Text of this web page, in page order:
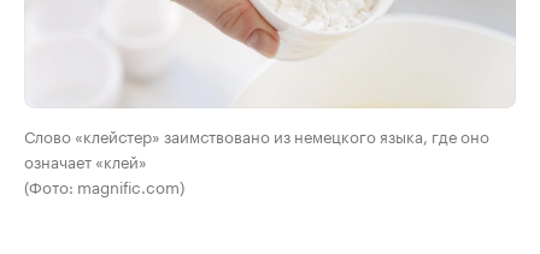
Слово «клейстер» заимствовано из немецкого языка, где оно
означает «клей»
(Фото: magnific.com)